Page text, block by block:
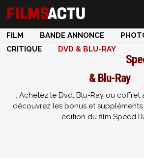
FILM BANDE ANNONCE
CRITIQUE
DVD & BLU-RAY
& Blu-Ray
: Achetez le Dvd, Blu-Ray ou coffret
découvrez les bonus et
édition du film Speed